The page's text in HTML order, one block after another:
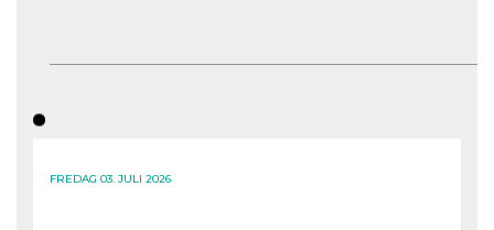
FREDAG 03. JULI 2026